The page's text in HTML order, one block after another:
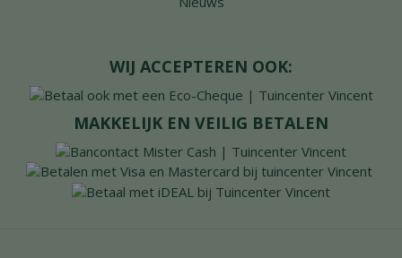
WIJ ACCEPTEREN OOK:
MAKKELIJK EN VEILIG BETALEN